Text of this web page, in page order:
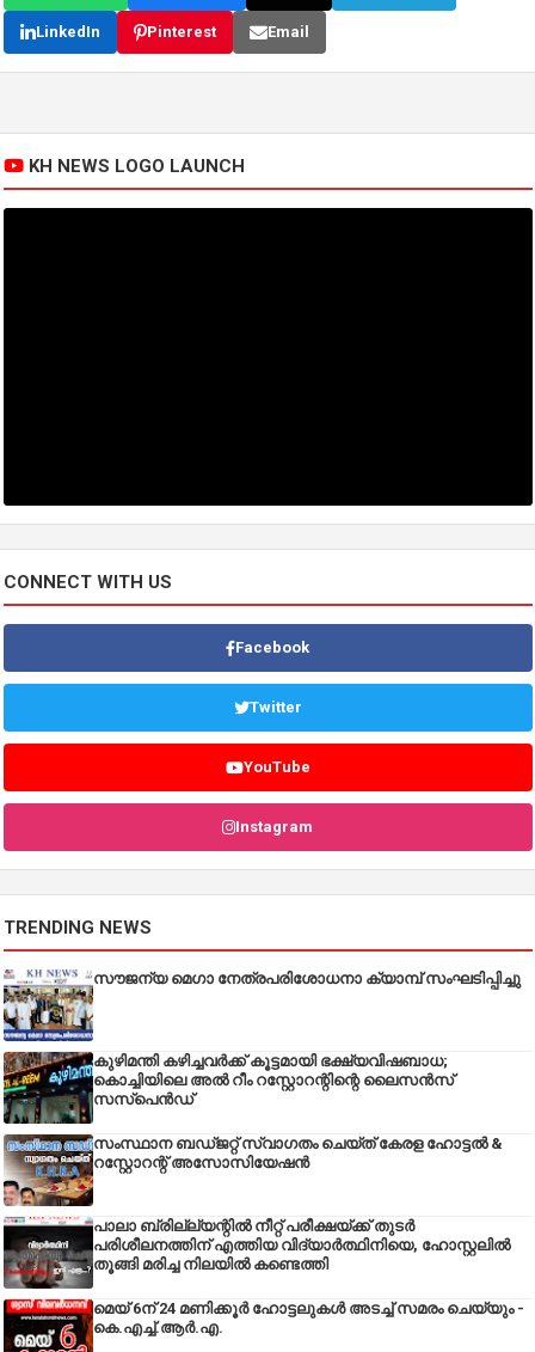
LinkedIn Pinterest Email
KH NEWS LOGO LAUNCH
CONNECT WITH US
Facebook
Twitter
YouTube
Instagram
TRENDING NEWS
സൗജന്യ മെഗാ നേത്രപരിശോധനാ ക്യാമ്പ് സംഘടിപ്പിച്ചു
കുഴിമന്തി കഴിച്ചവർക്ക് കൂട്ടമായി ഭക്ഷ്യവിഷബാധ;
കൊച്ചിയിലെ അൽ റീം റസ്റ്റോറന്റിന്റെ ലൈസൻസ്
സസ്പെൻഡ്
സംസ്ഥാന ബഡ്‌ജറ്റ് സ്വാഗതം ചെയ്ത് കേരള ഹോട്ടൽ &
റസ്റ്റോറന്റ് അസോസിയേഷൻ
പാലാ ബ്രില്ല്യന്റിൽ നീറ്റ് പരീക്ഷയ്ക്ക് തുടർ
പരിശീലനത്തിന് എത്തിയ വിദ്യാർത്ഥിനിയെ, ഹോസ്റ്റലിൽ
തൂങ്ങി മരിച്ച നിലയിൽ കണ്ടെത്തി
മെയ് 6ന് 24 മണിക്കൂർ ഹോട്ടലുകൾ അടച്ച് സമരം ചെയ്യും -
കെ.എച്ച്.ആർ.എ.